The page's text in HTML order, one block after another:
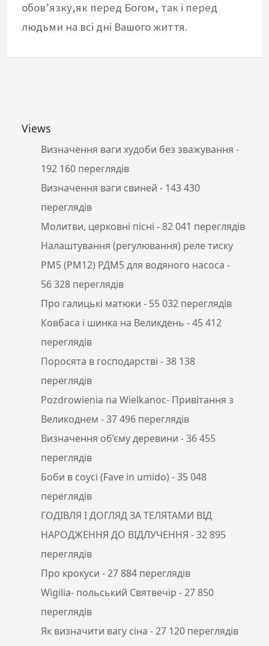
обов’язку,як перед Богом, так і перед
людьми на всі дні Вашого життя.
Views
Визначення ваги худоби без зважування -
192 160 переглядів
Визначення ваги свиней - 143 430
переглядів
Молитви, церковні пісні - 82 041 переглядів
Налаштування (регулювання) реле тиску
РМ5 (РМ12) РДМ5 для водяного насоса -
56 328 переглядів
Про галицькі матюки - 55 032 переглядів
Ковбаса і шинка на Великдень - 45 412
переглядів
Поросята в господарстві - 38 138
переглядів
Pozdrowienia na Wielkanoc- Привітання з
Великоднем - 37 496 переглядів
Визначення об’єму деревини - 36 455
переглядів
Боби в соусі (Fave in umido) - 35 048
переглядів
ГОДІВЛЯ І ДОГЛЯД ЗА ТЕЛЯТАМИ ВІД
НАРОДЖЕННЯ ДО ВІДЛУЧЕННЯ - 32 895
переглядів
Про крокуси - 27 884 переглядів
Wigilia- польський Святвечір - 27 850
переглядів
Як визначити вагу сіна - 27 120 переглядів